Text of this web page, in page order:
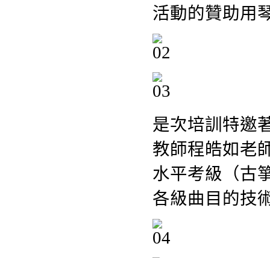
活動的贊助用
是次培訓特邀
教師程皓如老
水平考級（古
各級曲目的技